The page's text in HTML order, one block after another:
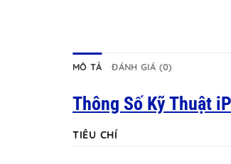
MÔ TẢ ĐÁNH GIÁ (0)
Thông Số Kỹ Thuật
TIÊU CHÍ